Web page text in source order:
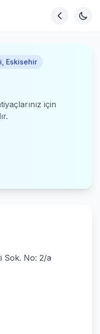
Eskisehir
için
Sok. No: 2/a